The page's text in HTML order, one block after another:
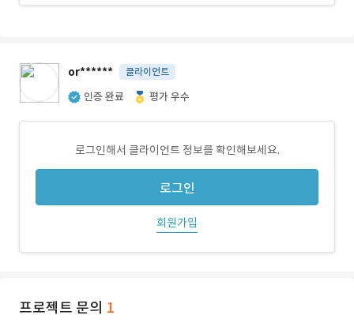
or****** 클라이언트
인증 완료 평가 우수
로그인해서 클라이언트 정보를 확인해보세요.
로그인
회원가입
프로젝트 문의 1